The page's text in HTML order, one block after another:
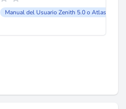
Manual del Usuario Zenith 5.0 o Atlas